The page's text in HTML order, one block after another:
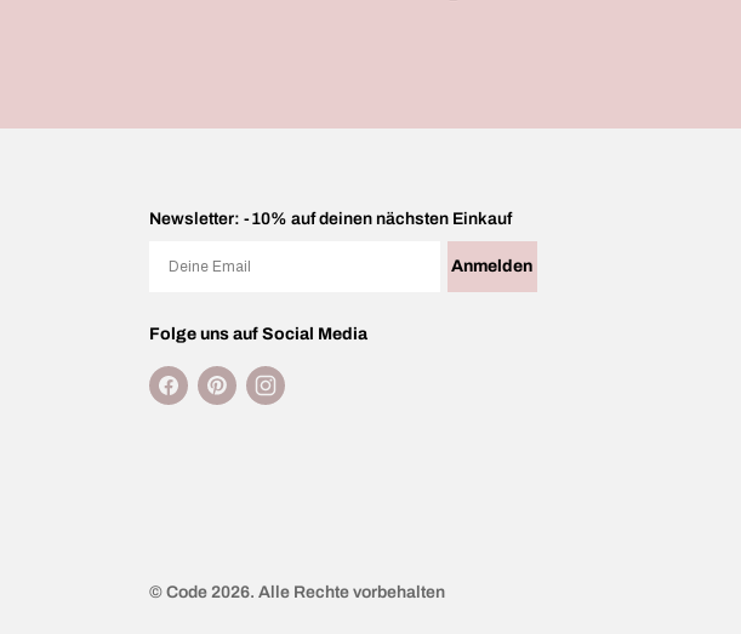
Newsletter: -10% auf deinen nächsten Einkauf
Anmelden
Folge uns auf Social Media
© Code 2026. Alle Rechte vorbehalten